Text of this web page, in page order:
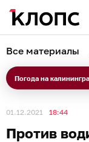
Все материалы
Погода на
01.12.2021 18:44
Против